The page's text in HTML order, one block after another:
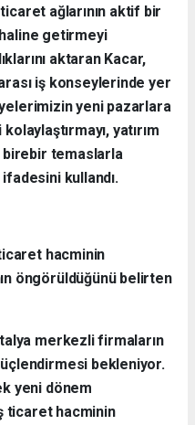
ağlarının aktif bir
getirmeyi
aktaran Kacar,
iş konseylerinde yer
yeni pazarlara
yatırım
birebir temaslarla
kullandı.
hacminin
öngörüldüğünü belirten
merkezli firmaların
bekleniyor.
yeni dönem
ticaret hacminin